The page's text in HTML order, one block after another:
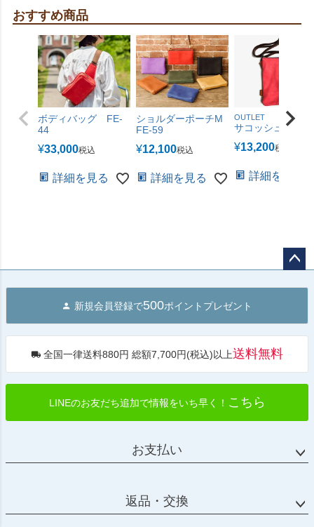
おすすめ商品
ボディバッグ FE-
44
¥33,000税込
詳細を見る
ショルダーポーチM
FE-59
¥12,100税込
詳細を見る
OUTLET
サコッシュS FE-
¥13,200税込
詳細を見る
へ
新規会員登録で500ポイントプレゼント
全国一律送料880円 総額7,700円(税込)以上送料無料
LINEのお友だち追加で情報をいち早く！ こちら
お支払い
返品・交換